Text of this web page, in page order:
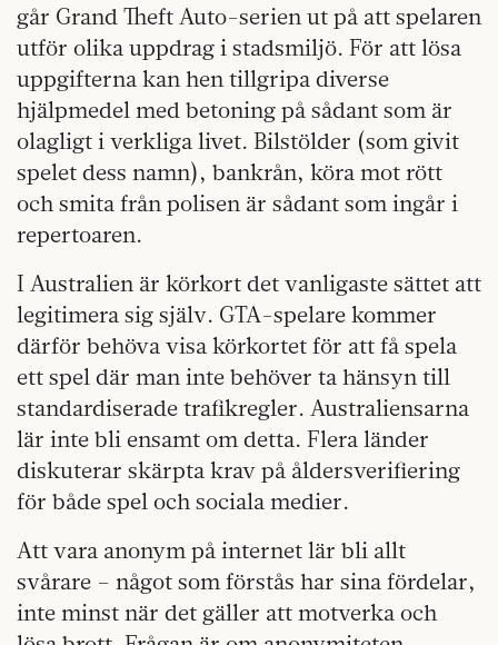
går Grand Theft Auto-serien ut på att spelaren
utför olika uppdrag i stadsmiljö. För att lösa
uppgifterna kan hen tillgripa diverse
hjälpmedel med betoning på sådant som är
olagligt i verkliga livet. Bilstölder (som givit
spelet dess namn), bankrån, köra mot rött
och smita från polisen är sådant som ingår i
repertoaren.
I Australien är körkort det vanligaste sättet att
legitimera sig själv. GTA-spelare kommer
därför behöva visa körkortet för att få spela
ett spel där man inte behöver ta hänsyn till
standardiserade trafikregler. Australiensarna
lär inte bli ensamt om detta. Flera länder
diskuterar skärpta krav på åldersverifiering
för både spel och sociala medier.
Att vara anonym på internet lär bli allt
svårare – något som förstås har sina fördelar,
inte minst när det gäller att motverka och